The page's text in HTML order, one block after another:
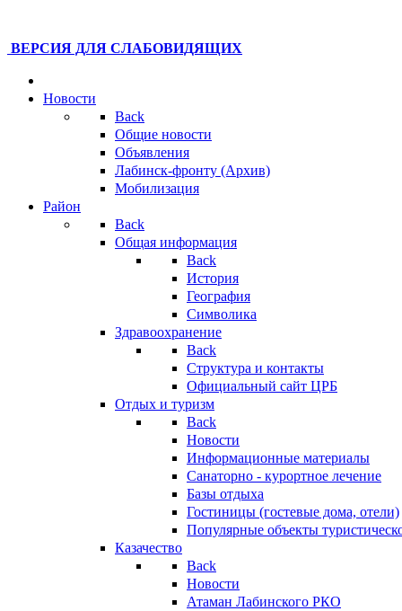
ВЕРСИЯ ДЛЯ СЛАБОВИДЯЩИХ
Новости
Back
Общие новости
Объявления
Лабинск-фронту (Архив)
Мобилизация
Район
Back
Общая информация
Back
История
География
Символика
Здравоохранение
Back
Структура и контакты
Официальный сайт ЦРБ
Отдых и туризм
Back
Новости
Информационные материалы
Санаторно - курортное лечение
Базы отдыха
Гостиницы (гостевые дома, отели)
Популярные объекты
Казачество
Back
Новости
Атаман Лабинского РКО